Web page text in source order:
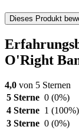
Dieses Produkt
O'Right
4,0 von 5 Sternen
5 Sterne 0 (0%)
4 Sterne 1 (100%)
3 Sterne 0 (0%)